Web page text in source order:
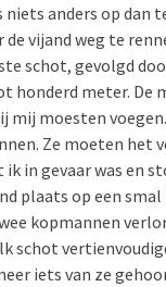
anders op dan
vijand weg te
schot, gevolgd
honderd meter. De
mij moesten
Ze moeten het
in gevaar was en
plaats op een smal
kopmannen
schot
iets van ze